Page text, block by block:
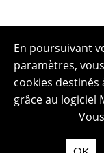
En poursuivant
paramètres,
cookies
grâce au logiciel